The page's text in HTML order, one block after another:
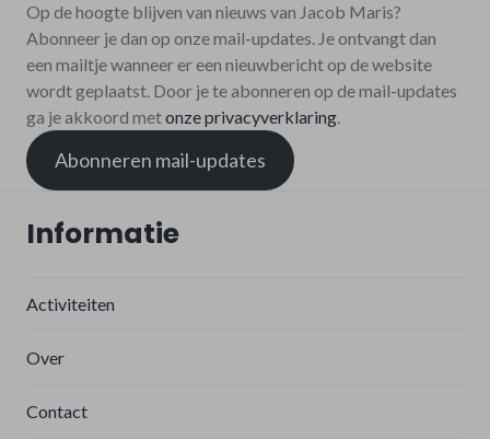
Op de hoogte blijven van nieuws van Jacob Maris?
Abonneer je dan op onze mail-updates. Je ontvangt dan
een mailtje wanneer er een nieuwbericht op de website
wordt geplaatst. Door je te abonneren op de mail-updates
ga je akkoord metonze privacyverklaring.
Abonneren mail-updates
Informatie
Activiteiten
Over
Contact